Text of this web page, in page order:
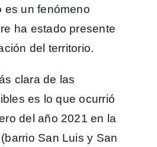
es un fenómeno
ha estado presente
del territorio.
clara de las
es lo que ocurrió
del año 2021 en la
San Luis y San